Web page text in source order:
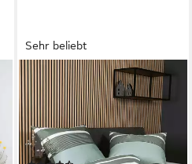
Sehr beliebt
Bettwäsche J. D., Mako-Satin,
2 teilig, Bettwäsche im
Streifen-Design in
verschiedenen Qualitäten